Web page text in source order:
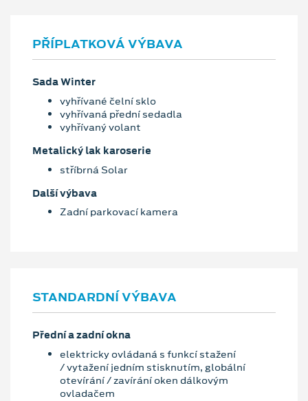
PŘÍPLATKOVÁ VÝBAVA
Sada Winter
vyhřívané čelní sklo
vyhřívaná přední sedadla
vyhřívaný volant
Metalický lak karoserie
stříbrná Solar
Další výbava
Zadní parkovací kamera
STANDARDNÍ VÝBAVA
Přední a zadní okna
elektricky ovládaná s funkcí stažení
/ vytažení jedním stisknutím, globální
otevírání / zavírání oken dálkovým
ovladačem